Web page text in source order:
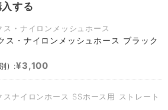
する
ス・ナイロンメッシュホース
ス・ナイロンメッシュホース ブラック
) :¥3,100
スナイロンホース SSホース用 ストレート